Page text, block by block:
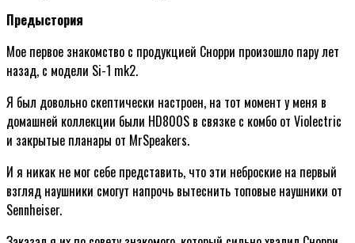
Предыстория
Мое первое знакомство c продукцией Снорри произошло пару лет
назад, c модели Si-1 mk2.
Я был довольно скептически настроен, на тот момент у меня в
домашней коллекции были HD800S в связке с комбо от Violectric
и закрытые планары от MrSpeakers.
И я никак не мог себе представить, что эти неброские на первый
взгляд наушники смогут напрочь вытеснить топовые наушники от
Sennheiser.